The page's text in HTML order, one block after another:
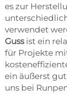
es zur
verwendet
Guss ist ein
für Projekte
ein äußerst
uns bei